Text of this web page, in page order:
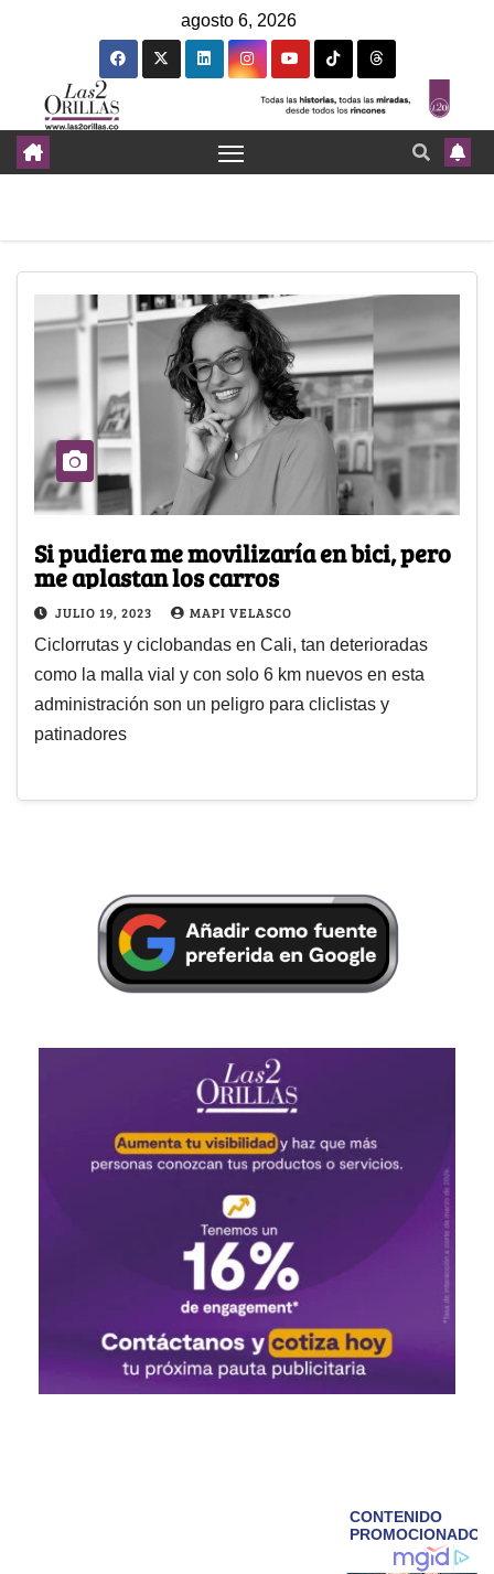
agosto 6, 2026
Si pudiera me movilizaría en bici, pero
me aplastan los carros
JULIO 19, 2023 MAPI VELASCO
Ciclorrutas y ciclobandas en Cali, tan deterioradas
como la malla vial y con solo 6 km nuevos en esta
administración son un peligro para cliclistas y
patinadores